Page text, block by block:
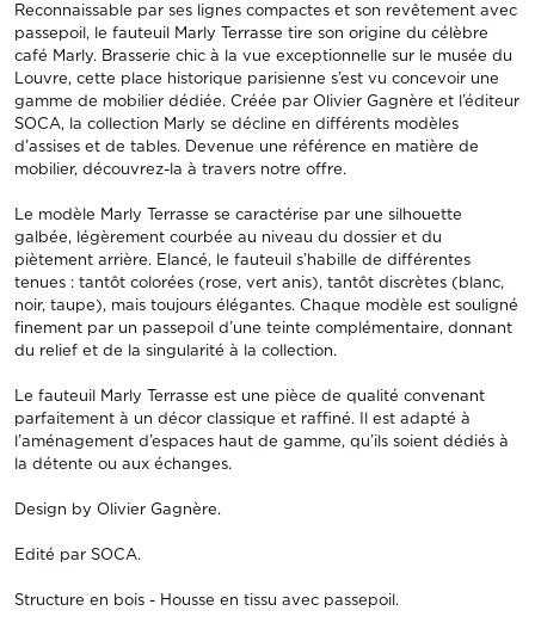
Reconnaissable par ses lignes compactes et son revêtement avec
passepoil, le fauteuil Marly Terrasse tire son origine du célèbre
café Marly. Brasserie chic à la vue exceptionnelle sur le musée du
Louvre, cette place historique parisienne s’est vu concevoir une
gamme de mobilier dédiée. Créée par Olivier Gagnère et l’éditeur
SOCA, la collection Marly se décline en différents modèles
d’assises et de tables. Devenue une référence en matière de
mobilier, découvrez-la à travers notre offre.
Le modèle Marly Terrasse se caractérise par une silhouette
galbée, légèrement courbée au niveau du dossier et du
piètement arrière. Elancé, le fauteuil s’habille de différentes
tenues : tantôt colorées (rose, vert anis), tantôt discrètes (blanc,
noir, taupe), mais toujours élégantes. Chaque modèle est souligné
finement par un passepoil d’une teinte complémentaire, donnant
du relief et de la singularité à la collection.
Le fauteuil Marly Terrasse est une pièce de qualité convenant
parfaitement à un décor classique et raffiné. Il est adapté à
l’aménagement d’espaces haut de gamme, qu’ils soient dédiés à
la détente ou aux échanges.
Design by Olivier Gagnère.
Edité par SOCA.
Structure en bois - Housse en tissu avec passepoil.